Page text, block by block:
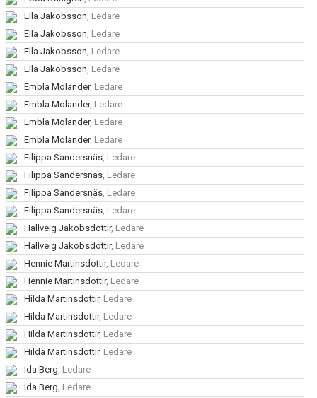
Ella Jakobsson, Ledare
Ella Jakobsson, Ledare
Ella Jakobsson, Ledare
Ella Jakobsson, Ledare
Embla Molander, Ledare
Embla Molander, Ledare
Embla Molander, Ledare
Embla Molander, Ledare
Filippa Sandersnäs, Ledare
Filippa Sandersnäs, Ledare
Filippa Sandersnäs, Ledare
Filippa Sandersnäs, Ledare
Hallveig Jakobsdottir, Ledare
Hallveig Jakobsdottir, Ledare
Hennie Martinsdottir, Ledare
Hennie Martinsdottir, Ledare
Hilda Martinsdottir, Ledare
Hilda Martinsdottir, Ledare
Hilda Martinsdottir, Ledare
Hilda Martinsdottir, Ledare
Ida Berg, Ledare
Ida Berg, Ledare